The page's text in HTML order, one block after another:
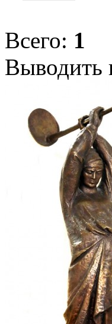
Всего: 1
Выводить